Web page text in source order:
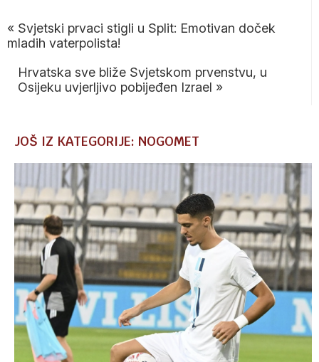
« Svjetski prvaci stigli u Split: Emotivan doček
mladih vaterpolista!
Hrvatska sve bliže Svjetskom prvenstvu, u
Osijeku uvjerljivo pobijeđen Izrael »
JOŠ IZ KATEGORIJE: NOGOMET